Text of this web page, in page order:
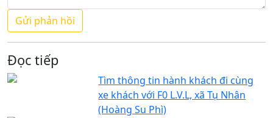
Đọc tiếp
Tìm thông tin hành khách đi cùng
xe khách với F0 L.V.L, xã Tụ Nhân
(Hoàng Su Phì)